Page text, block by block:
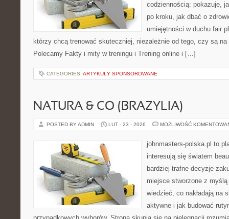
codziennością: pokazuje,
po kroku, jak dbać o
umiejętności w duchu fair
którzy chcą trenować skuteczniej, niezależnie od tego, czy są na
Polecamy Fakty i mity w treningu i Trening online i […]
CATEGORIES: ARTYKUŁY SPONSOROWANE
NATURA & CO (BRAZYLIA)
POSTED BY ADMIN LUT - 23 - 2026 MOŻLIWOŚĆ
johnmasters-polska.pl to
interesują się światem
bardziej trafne decyzje
miejsce stworzone z
wiedzieć, co nakładają na
aktywne i jak budować